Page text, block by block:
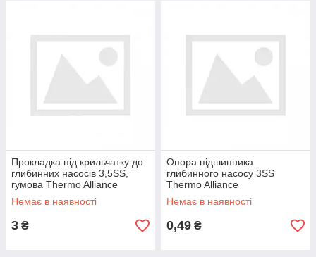
Прокладка під крильчатку до
глибинних насосів 3,5SS,
гумова Thermo Alliance
Немає в наявності
3 ₴
Опора підшипника
глибинного насосу 3SS
Thermo Alliance
Немає в наявності
0,49 ₴